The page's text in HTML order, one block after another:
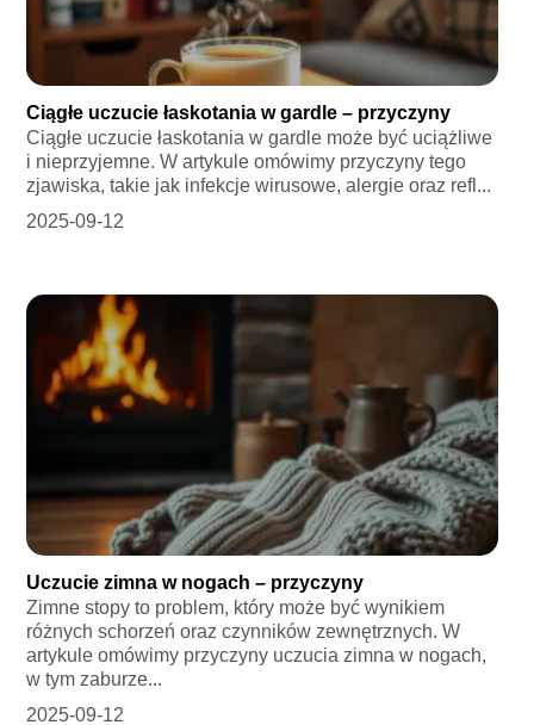
Ciągłe uczucie łaskotania w gardle – przyczyny
Ciągłe uczucie łaskotania w gardle może być uciążliwe
i nieprzyjemne. W artykule omówimy przyczyny tego
zjawiska, takie jak infekcje wirusowe, alergie oraz refl...
2025-09-12
Uczucie zimna w nogach – przyczyny
Zimne stopy to problem, który może być wynikiem
różnych schorzeń oraz czynników zewnętrznych. W
artykule omówimy przyczyny uczucia zimna w nogach,
w tym zaburze...
2025-09-12